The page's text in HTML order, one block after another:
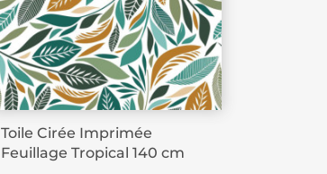
Toile Cirée Imprimée
Feuillage Tropical 140 cm